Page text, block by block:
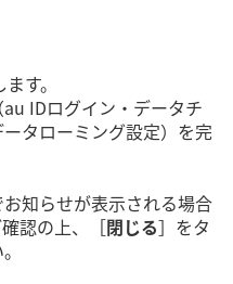
す。
IDログイン・データチ
タローミング設定）を完
知らせが表示される場合
認の上、［閉じる］をタ